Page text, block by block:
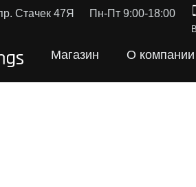
Стачек 47Я Пн-Пт 9:00-18:00
Магазин О компании